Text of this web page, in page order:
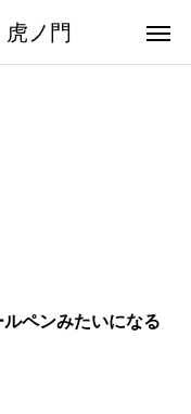
ノ門
ペンみたいになる